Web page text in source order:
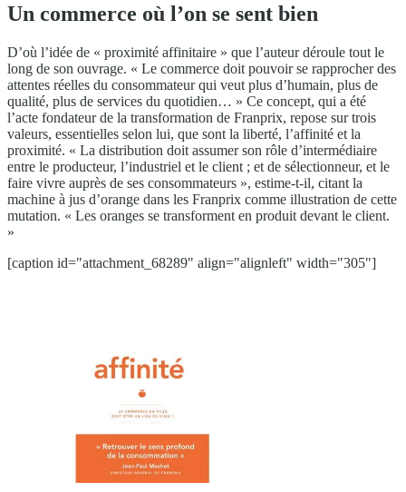
Un commerce où l’on se sent bien
D’où l’idée de « proximité affinitaire » que l’auteur déroule tout le
long de son ouvrage. « Le commerce doit pouvoir se rapprocher des
attentes réelles du consommateur qui veut plus d’humain, plus de
qualité, plus de services du quotidien… » Ce concept, qui a été
l’acte fondateur de la transformation de Franprix, repose sur trois
valeurs, essentielles selon lui, que sont la liberté, l’affinité et la
proximité. « La distribution doit assumer son rôle d’intermédiaire
entre le producteur, l’industriel et le client ; et de sélectionneur, et le
faire vivre auprès de ses consommateurs », estime-t-il, citant la
machine à jus d’orange dans les Franprix comme illustration de cette
mutation. « Les oranges se transforment en produit devant le client.
»
[caption id="attachment_68289" align="alignleft" width="305"]